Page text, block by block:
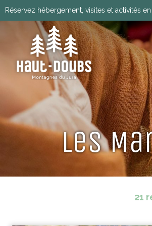
Réservez hébergement, visites et activités
Les
21